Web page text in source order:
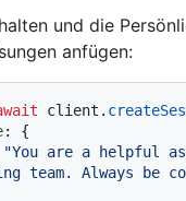
und die
anfügen:
client.
: {
"You are a helpful
team. Always be